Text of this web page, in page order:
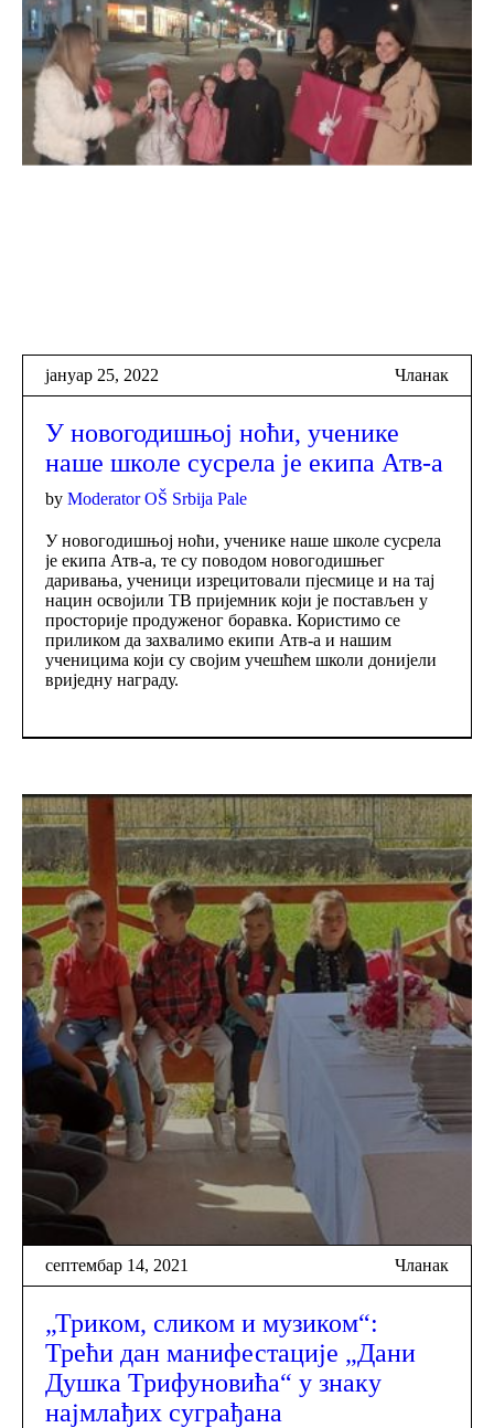
јануар 25, 2022 Чланак
У новогодишњој ноћи, ученике
наше школе сусрела је екипа Атв-а
by Moderator OŠ Srbija Pale
У новогодишњој ноћи, ученике наше школе сусрела
је екипа Атв-а, те су поводом новогодишњег
даривања, ученици изрецитовали пјесмице и на тај
нацин освојили ТВ пријемник који је постављен у
просторије продуженог боравка. Користимо се
приликом да захвалимо екипи Атв-а и нашим
ученицима који су својим учешћем школи донијели
вриједну награду.
септембар 14, 2021 Чланак
„Триком, сликом и музиком“:
Трећи дан манифестације „Дани
Душка Трифуновића“ у знаку
најмлађих суграђана